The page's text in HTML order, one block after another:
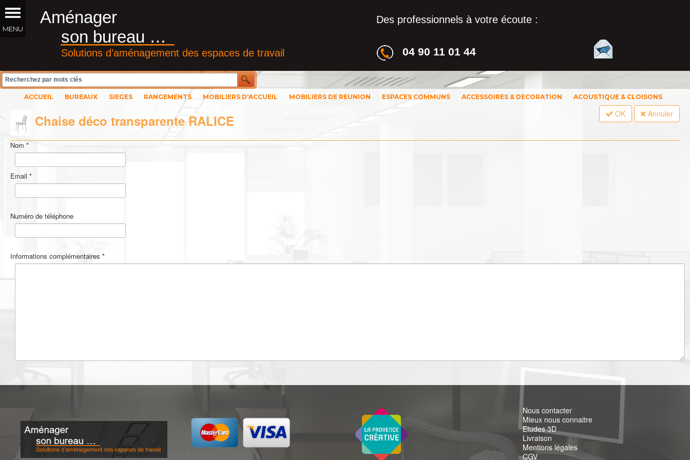
Aménager
son bureau …
Solutions d’aménagement des espaces de travail
Des professionnels à votre écoute :
04 90 11 01 44
__________
ACCUEIL BUREAUX SIEGES RANGEMENTS MOBILIERS D'ACCUEIL MOBILIERS DE REUNION ESPACES COMMUNS ACCESSOIRES & DECORATION ACOUSTIQUE & CLOISONS
Chaise déco transparente RALICE OK Annuler
Nom *
Email *
Numéro de téléphone
Informations complémentaires *
Nous contacter
Mieux nous connaitre
Etudes 3D
Livraison
Mentions légales
CGV